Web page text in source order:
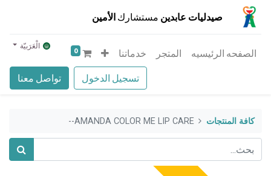
صيدليات عابدين مستشارك الأمين
تسجيل الدخول تواصل معنا
الصفحه الرئيسيه المتجر خدماتنا 0 الْعَرَبيّة
كافة المنتجات AMANDA COLOR ME LIP CARE--